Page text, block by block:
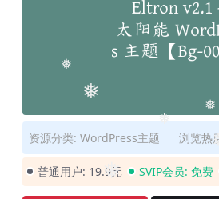
❅
❅
❅
❅
❅
资源分类: WordPress主题 浏览热
普通用户: 19.9元 SVIP会员: 免费